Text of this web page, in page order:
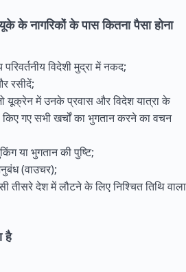
नागरिकों के पास कितना पैसा होना
विदेशी मुद्रा में नकद;
रसीदें;
यूक्रेन में उनके प्रवास और विदेश यात्रा के
किए गए सभी खर्चों का भुगतान करने का वचन
या भुगतान की पुष्टि;
(वाउचर);
तीसरे देश में लौटने के लिए निश्चित तिथि वाला
है